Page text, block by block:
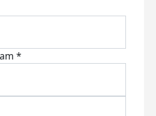
*